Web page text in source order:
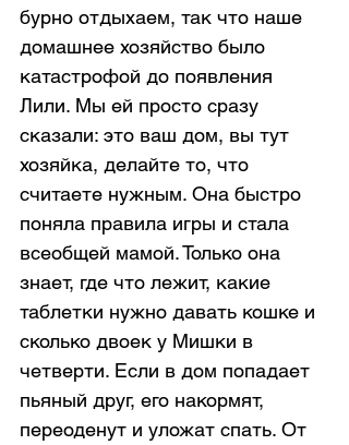
бурно отдыхаем, так что наше
домашнее хозяйство было
катастрофой до появления
Лили. Мы ей просто сразу
сказали: это ваш дом, вы тут
хозяйка, делайте то, что
считаете нужным. Она быстро
поняла правила игры и стала
всеобщей мамой. Только она
знает, где что лежит, какие
таблетки нужно давать кошке и
сколько двоек у Мишки в
четверти. Если в дом попадает
пьяный друг, его накормят,
переоденут и уложат спать. От